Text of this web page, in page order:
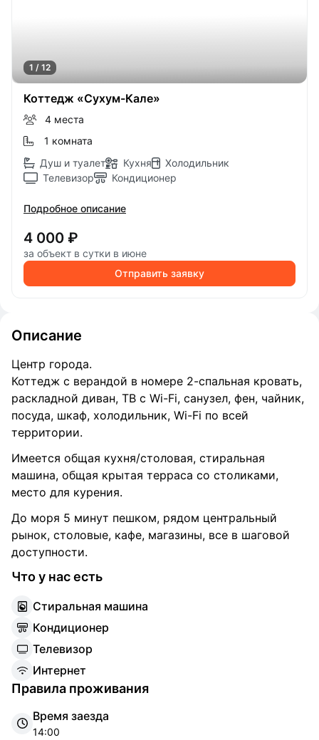
1 / 12
Коттедж «Сухум-Кале»
4 места
1 комната
Душ и туалет
Кухня
Холодильник
Телевизор
Кондиционер
Подробное описание
4 000 ₽
за объект в сутки в июне
Отправить заявку
Описание
Центр города.
Коттедж с верандой в номере 2-спальная кровать,
раскладной диван, ТВ с Wi-Fi, санузел, фен, чайник,
посуда, шкаф, холодильник, Wi-Fi по всей
территории.
Имеется общая кухня/столовая, стиральная
машина, общая крытая терраса со столиками,
место для курения.
До моря 5 минут пешком, рядом центральный
рынок, столовые, кафе, магазины, все в шаговой
доступности.
Что у нас есть
Стиральная машина
Кондиционер
Телевизор
Интернет
Правила проживания
Время заезда
14:00